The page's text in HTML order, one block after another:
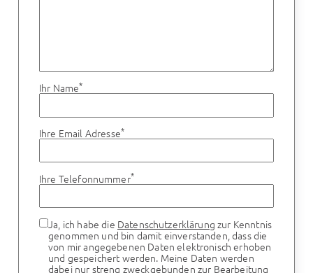
Ihr Name*
Ihre Email Adresse*
Ihre Telefonnummer*
Ja, ich habe die Datenschutzerklärung zur Kenntnis
genommen und bin damit einverstanden, dass die
von mir angegebenen Daten elektronisch erhoben
und gespeichert werden. Meine Daten werden
dabei nur streng zweckgebunden zur Bearbeitung